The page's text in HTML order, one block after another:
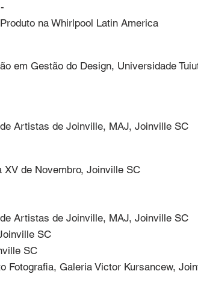
na Whirlpool Latin America
em Gestão do Design, Universidade
Artistas de Joinville, MAJ, Joinville SC
XV de Novembro, Joinville SC
Artistas de Joinville, MAJ, Joinville SC
SC
SC
Fotografia, Galeria Victor Kursancew,